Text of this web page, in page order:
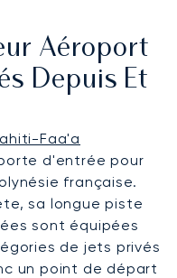
Aéroport
Depuis Et
Faa'a
d'entrée pour
française.
sa longue piste
sont équipées
de jets privés
un point de départ